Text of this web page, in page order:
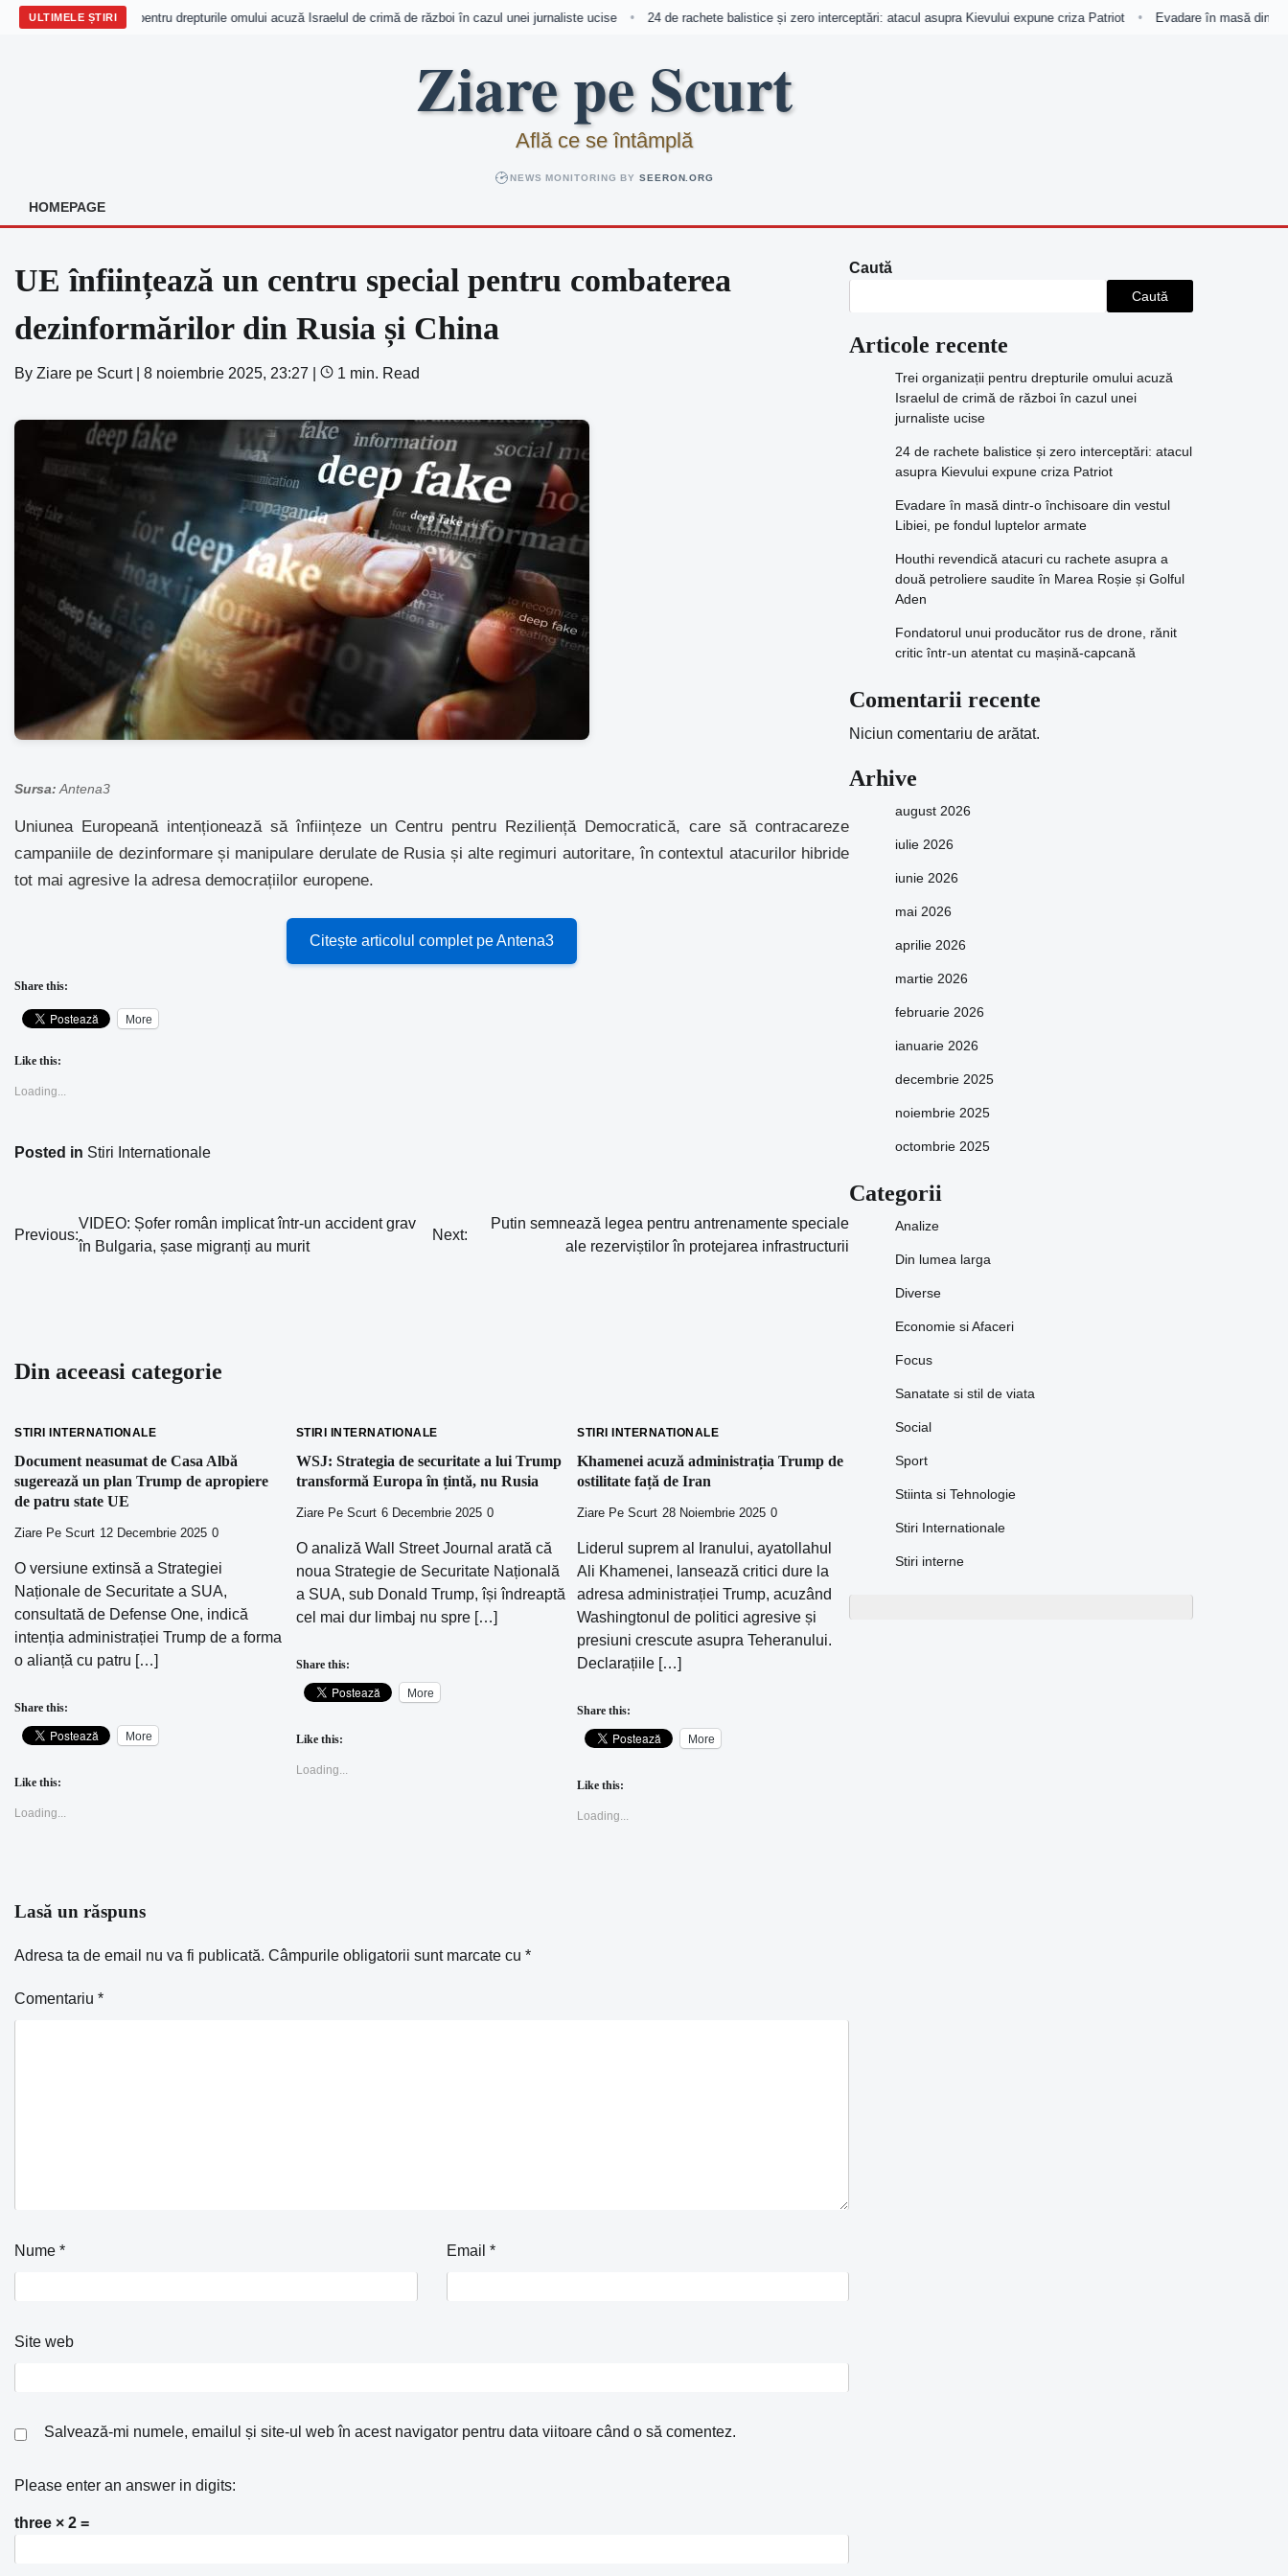
ULTIMELE ȘTIRI
Trei organizații pentru drepturile omului acuză Israelul de crimă de război în cazul unei jurnaliste ucise 24 de rachete balistice și zero interceptări: atacul asupra Kievului expune criza Patriot Evadare în masă dintr-o
Ziare pe Scurt
Află ce se întâmplă
NEWS MONITORING BYSEERON.ORG
HOMEPAGE
UE înființează un centru special pentru combaterea
dezinformărilor din Rusia și China
By Ziare pe Scurt 8 noiembrie 2025, 23:27 1 min. Read
Sursa:Antena3
Uniunea Europeană intenționează să înființeze un Centru pentru Reziliență Democratică, care să contracareze
campaniile de dezinformare și manipulare derulate de Rusia și alte regimuri autoritare, în contextul atacurilor hibride
tot mai agresive la adresa democrațiilor europene.
Citește articolul complet pe Antena3
Share this:
More
Like this:
Loading...
Posted in Stiri Internationale
Navigare
Previous:
VIDEO: Șofer român implicat într-un accident grav
în Bulgaria, șase migranți au murit
Next:
Putin semnează legea pentru antrenamente speciale
ale rezerviștilor în protejarea infrastructurii
Din aceeasi categorie
STIRI INTERNATIONALE
Document neasumat de Casa Albă
sugerează un plan Trump de apropiere
de patru state UE
Ziare Pe Scurt 12 Decembrie 2025 0
O versiune extinsă a Strategiei
Naționale de Securitate a SUA,
consultată de Defense One, indică
intenția administrației Trump de a forma
o alianță cu patru […]
Share this:
More
Like this:
Loading...
STIRI INTERNATIONALE
WSJ: Strategia de securitate a lui Trump
transformă Europa în țintă, nu Rusia
Ziare Pe Scurt 6 Decembrie 2025 0
O analiză Wall Street Journal arată că
noua Strategie de Securitate Națională
a SUA, sub Donald Trump, își îndreaptă
cel mai dur limbaj nu spre […]
Share this:
More
Like this:
Loading...
STIRI INTERNATIONALE
Khamenei acuză administrația Trump de
ostilitate față de Iran
Ziare Pe Scurt 28 Noiembrie 2025 0
Liderul suprem al Iranului, ayatollahul
Ali Khamenei, lansează critici dure la
adresa administrației Trump, acuzând
Washingtonul de politici agresive și
presiuni crescute asupra Teheranului.
Declarațiile […]
Share this:
More
Like this:
Loading...
Lasă un răspuns
Adresa ta de email nu va fi publicată. Câmpurile obligatorii sunt marcate cu *
Comentariu *
Nume * Email *
Site web
Salvează-mi numele, emailul și site-ul web în acest navigator pentru data viitoare când o să comentez.
Please enter an answer in digits:
three × 2 =
Caută
Caută
Articole recente
Trei organizații pentru drepturile omului acuză
Israelul de crimă de război în cazul unei
jurnaliste ucise
24 de rachete balistice și zero interceptări: atacul
asupra Kievului expune criza Patriot
Evadare în masă dintr-o închisoare din vestul
Libiei, pe fondul luptelor armate
Houthi revendică atacuri cu rachete asupra a
două petroliere saudite în Marea Roșie și Golful
Aden
Fondatorul unui producător rus de drone, rănit
critic într-un atentat cu mașină-capcană
Comentarii recente
Niciun comentariu de arătat.
Arhive
august 2026
iulie 2026
iunie 2026
mai 2026
aprilie 2026
martie 2026
februarie 2026
ianuarie 2026
decembrie 2025
noiembrie 2025
octombrie 2025
Categorii
Analize
Din lumea larga
Diverse
Economie si Afaceri
Focus
Sanatate si stil de viata
Social
Sport
Stiinta si Tehnologie
Stiri Internationale
Stiri interne